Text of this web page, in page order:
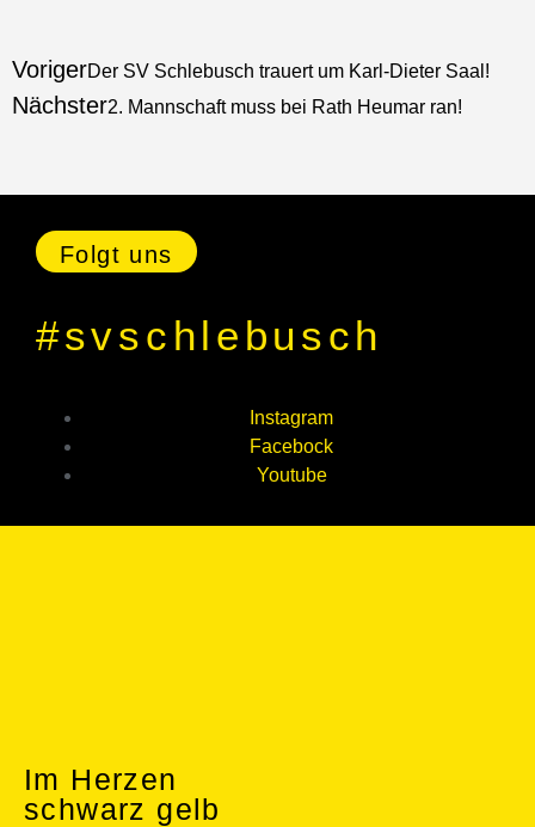
VorigerDer SV Schlebusch trauert um Karl-Dieter Saal!
Nächster2. Mannschaft muss bei Rath Heumar ran!
Folgt uns
#svschlebusch
Instagram
Facebock
Youtube
Im Herzen
schwarz gelb